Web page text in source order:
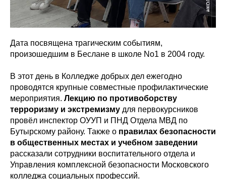
Дата посвящена трагическим событиям,
произошедшим в Беслане в школе No1 в 2004 году.
В этот день в Колледже добрых дел ежегодно
проводятся крупные совместные профилактические
мероприятия. Лекцию по противоборству
терроризму и экстремизму для первокурсников
провёл инспектор ОУУП и ПНД Отдела МВД по
Бутырскому району. Также о правилах безопасности
в общественных местах и учебном заведении
рассказали сотрудники воспитательного отдела и
Управления комплексной безопасности Московского
колледжа социальных профессий.